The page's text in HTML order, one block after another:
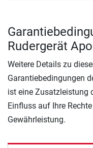
Rudergerät
Weitere Details zu
Garantiebedingungen
ist eine Zusatzleistung
Einfluss auf Ihre
Gewährleistung.